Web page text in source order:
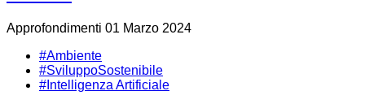
Approfondimenti 01 Marzo 2024
#Ambiente
#SviluppoSostenibile
#Intelligenza Artificiale